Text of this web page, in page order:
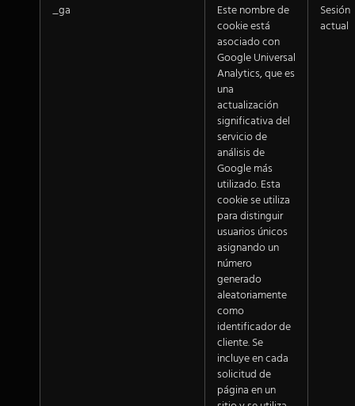
_ga
Este nombre de
cookie está
asociado con
Google Universal
Analytics, que es
una
actualización
significativa del
servicio de
análisis de
Google más
utilizado. Esta
cookie se utiliza
para distinguir
usuarios únicos
asignando un
número
generado
aleatoriamente
como
identificador de
cliente. Se
incluye en cada
solicitud de
página en un
Sesión
actual